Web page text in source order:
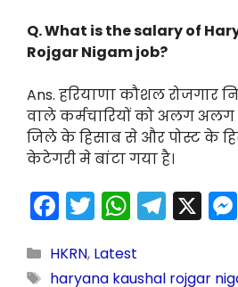
Q. What is the salary of
Rojgar Nigam job?
Ans. हरियाणा कौशल रोजगार
वाले कर्मचारियों को अलग अलग
जिले के हिसाब से और पोस्ट के
केटेगरी मे बांटा गया है।
F
a
c
T
w
itt
W
h
a
T
el
X
HKRN, Latest
haryana kaushal rojgar